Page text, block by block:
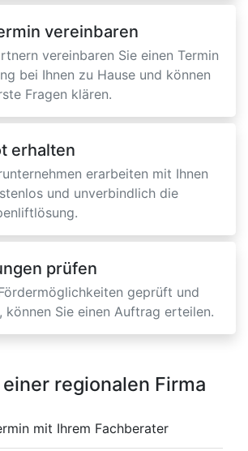
vereinbaren
vereinbaren Sie einen Termin
bei Ihnen zu Hause und können
Fragen klären.
erhalten
erarbeiten mit Ihnen
und unverbindlich die
prüfen
geprüft und
können Sie einen Auftrag erteilen.
regionalen Firma
mit Ihrem Fachberater